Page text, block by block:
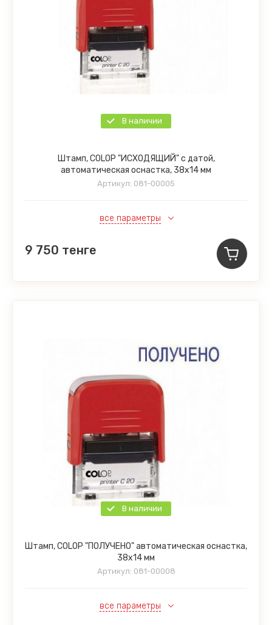
В наличии
Штамп, COLOP "ИСХОДЯЩИЙ" с датой,
автоматическая оснастка, 38х14 мм
Артикул: 081-00005
все параметры
9 750 тенге
В наличии
Штамп, COLOP "ПОЛУЧЕНО" автоматическая оснастка,
38х14 мм
Артикул: 081-00008
все параметры